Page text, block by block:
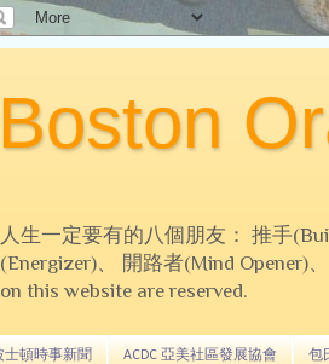
Boston
人生一定要有的八個朋友： 推手
(Energizer)、 開路者(Mind
on this website are reserved.
士頓時事新聞 ACDC 亞美社區發展協會 包